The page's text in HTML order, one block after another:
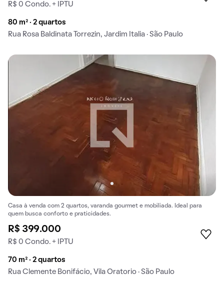
R$ 0 Condo. + IPTU
80 m² · 2 quartos
Rua Rosa Baldinata Torrezin, Jardim Italia · São Paulo
Casa à venda com 2 quartos, varanda gourmet e mobiliada. Ideal para
quem busca conforto e praticidades.
R$ 399.000
R$ 0 Condo. + IPTU
70 m² · 2 quartos
Rua Clemente Bonifácio, Vila Oratorio · São Paulo